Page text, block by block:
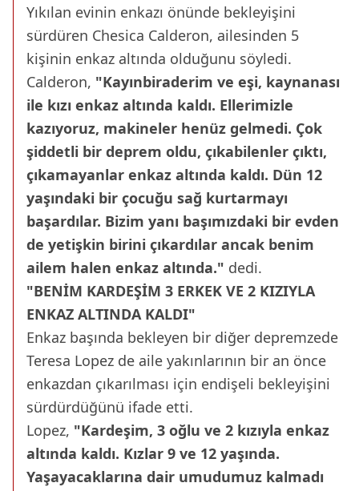
Yıkılan evinin enkazı önünde bekleyişini
sürdüren Chesica Calderon, ailesinden 5
kişinin enkaz altında olduğunu söyledi.
Calderon, "Kayınbiraderim ve eşi, kaynanası
ile kızı enkaz altında kaldı. Ellerimizle
kazıyoruz, makineler henüz gelmedi. Çok
şiddetli bir deprem oldu, çıkabilenler çıktı,
çıkamayanlar enkaz altında kaldı. Dün 12
yaşındaki bir çocuğu sağ kurtarmayı
başardılar. Bizim yanı başımızdaki bir evden
de yetişkin birini çıkardılar ancak benim
ailem halen enkaz altında." dedi.
"BENİM KARDEŞİM 3 ERKEK VE 2 KIZIYLA
ENKAZ ALTINDA KALDI"
Enkaz başında bekleyen bir diğer depremzede
Teresa Lopez de aile yakınlarının bir an önce
enkazdan çıkarılması için endişeli bekleyişini
sürdürdüğünü ifade etti.
Lopez, "Kardeşim, 3 oğlu ve 2 kızıyla enkaz
altında kaldı. Kızlar 9 ve 12 yaşında.
Yaşayacaklarına dair umudumuz kalmadı